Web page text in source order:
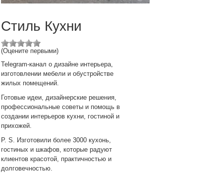
Стиль Кухни
(Оцените первыми)
Telegram-канал о дизайне интерьера,
изготовлении мебели и обустройстве
жилых помещений.
Готовые идеи, дизайнерские решения,
профессиональные советы и помощь в
создании интерьеров кухни, гостиной и
прихожей.
P. S. Изготовили более 3000 кухонь,
гостиных и шкафов, которые радуют
клиентов красотой, практичностью и
долговечностью.